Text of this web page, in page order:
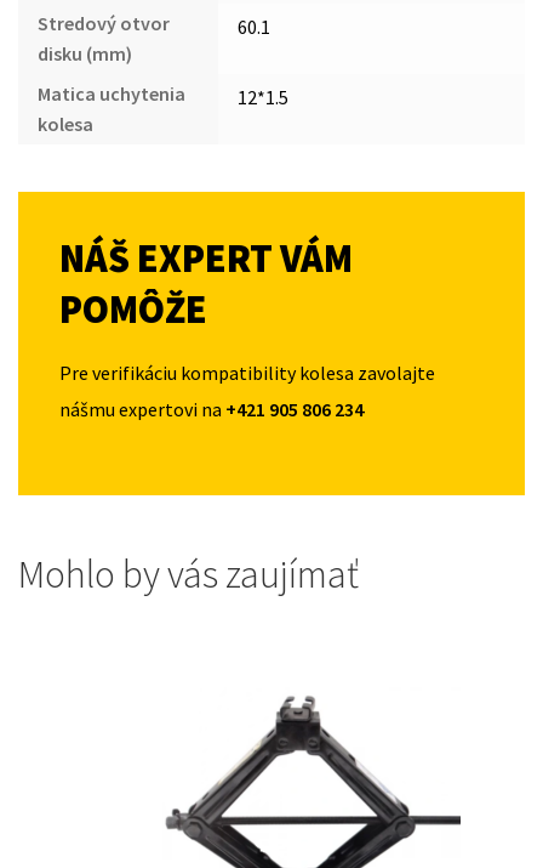
Stredový otvor
disku (mm)
60.1
Matica uchytenia
kolesa
12*1.5
NÁŠ EXPERT VÁM
POMÔŽE
Pre verifikáciu kompatibility kolesa zavolajte
nášmu expertovi na +421 905 806 234
Mohlo by vás zaujímať